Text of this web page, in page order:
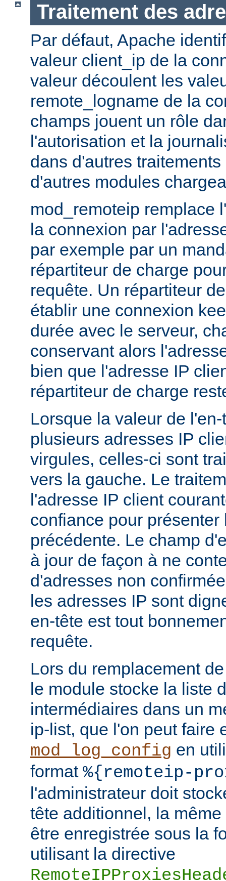
Traitement des
Par défaut, Apache
valeur client_ip de la
valeur découlent les
remote_logname de la
champs jouent un rôle
l'autorisation et la
dans d'autres
d'autres modules
mod_remoteip remplace
la connexion par
par exemple par un
répartiteur de charge
requête. Un répartiteur
établir une connexion
durée avec le serveur,
conservant alors
bien que l'adresse IP
répartiteur de charge
Lorsque la valeur de
plusieurs adresses IP
virgules, celles-ci sont
vers la gauche. Le
l'adresse IP client
confiance pour présenter
précédente. Le champ
à jour de façon à ne
d'adresses non
les adresses IP sont
en-tête est tout
requête.
Lors du remplacement
le module stocke la liste
intermédiaires dans un
ip-list, que l'on peut faire
mod_log_config en
format %{remoteip-
l'administrateur doit
tête additionnel, la
être enregistrée sous la
utilisant la directive